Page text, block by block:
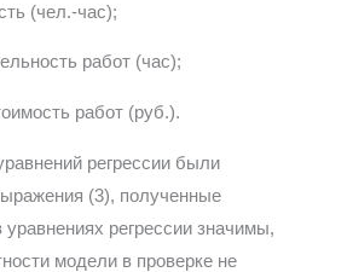
(чел.-час);
работ (час);
работ (руб.).
регрессии были
(3), полученные
регрессии значимы,
модели в проверке не